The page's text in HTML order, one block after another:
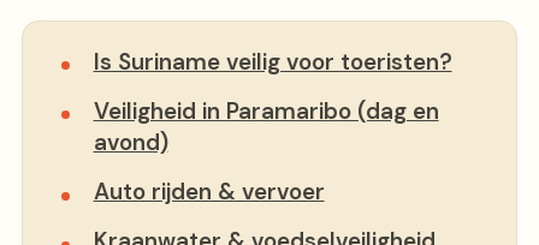
Is Suriname veilig voor toeristen?
Veiligheid in Paramaribo (dag en
avond)
Auto rijden & vervoer